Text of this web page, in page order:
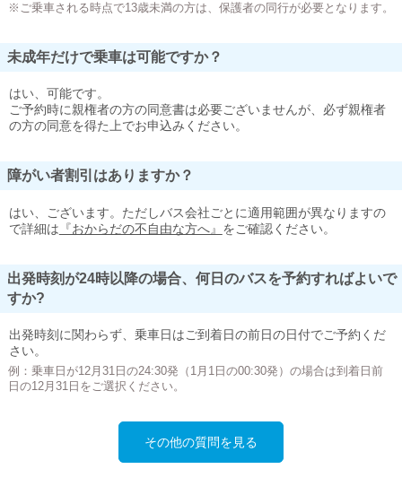
※ご乗車される時点で13歳未満の方は、保護者の同行が必要となります。
未成年だけで乗車は可能ですか？
はい、可能です。
ご予約時に親権者の方の同意書は必要ございませんが、必ず親権者
の方の同意を得た上でお申込みください。
障がい者割引はありますか？
はい、ございます。ただしバス会社ごとに適用範囲が異なりますの
で詳細は 『おからだの不自由な方へ』 をご確認ください。
出発時刻が24時以降の場合、何日のバスを予約すればよいで
すか?
出発時刻に関わらず、乗車日はご到着日の前日の日付でご予約くだ
さい。
例：乗車日が12月31日の24:30発（1月1日の00:30発）の場合は到着日前
日の12月31日をご選択ください。
その他の質問を見る